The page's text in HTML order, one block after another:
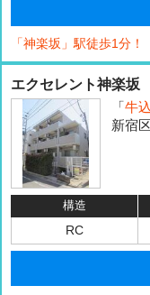
「神楽坂」駅徒歩1分
エクセレント神楽坂
「 牛
新宿
構造
RC